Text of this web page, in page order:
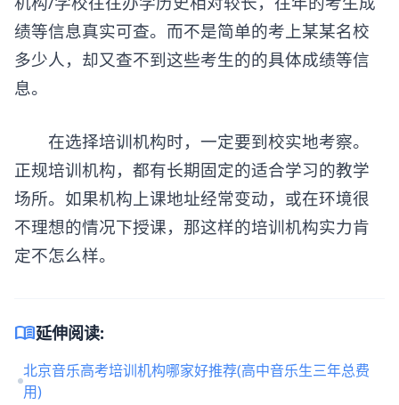
绩等信息真实可查。而不是简单的考上某某名校
多少人，却又查不到这些考生的的具体成绩等信
息。
在选择培训机构时，一定要到校实地考察。
正规培训机构，都有长期固定的适合学习的教学
场所。如果机构上课地址经常变动，或在环境很
不理想的情况下授课，那这样的培训机构实力肯
定不怎么样。
menu_book延伸阅读:
北京音乐高考培训机构哪家好推荐(高中音乐生三年总费
用)